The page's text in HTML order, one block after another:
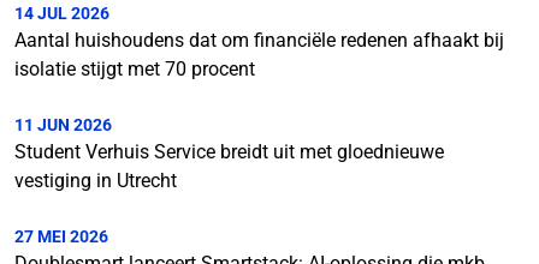
14 JUL 2026
Aantal huishoudens dat om financiële redenen afhaakt bij
isolatie stijgt met 70 procent
11 JUN 2026
Student Verhuis Service breidt uit met gloednieuwe
vestiging in Utrecht
27 MEI 2026